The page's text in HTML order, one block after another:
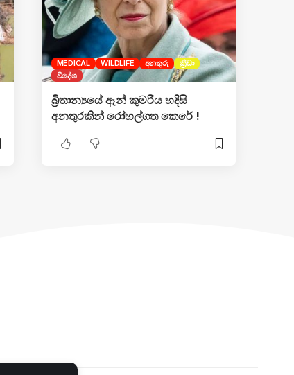
MEDICAL WILDLIFE අනතුරු
ක්‍රීඩා
විදේශ
බ්‍රිතාන්‍යයේ ඈන් කුමරිය හදිසි
අනතුරකින් රෝහල්ගත කෙරේ !